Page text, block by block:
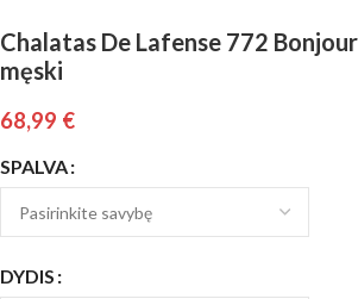
Chalatas De Lafense 772
męski
68,99 €
SPALVA
DYDIS